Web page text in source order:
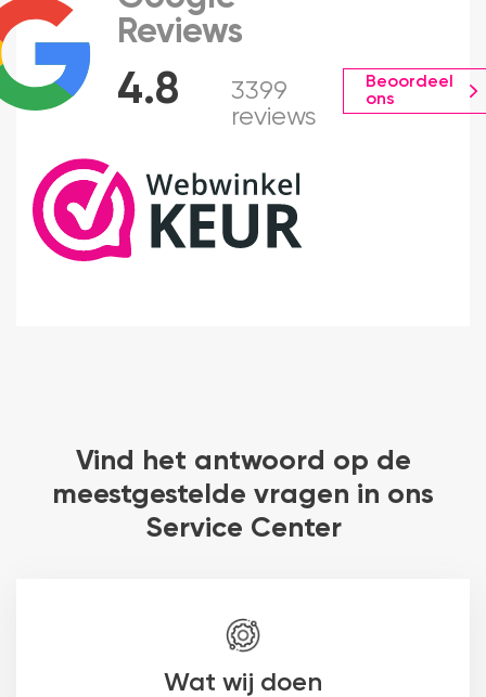
4.8
Reviews
3399
reviews
Beoordeel
ons
Vind het antwoord op de
meestgestelde vragen in ons
Service Center
Wat wij doen